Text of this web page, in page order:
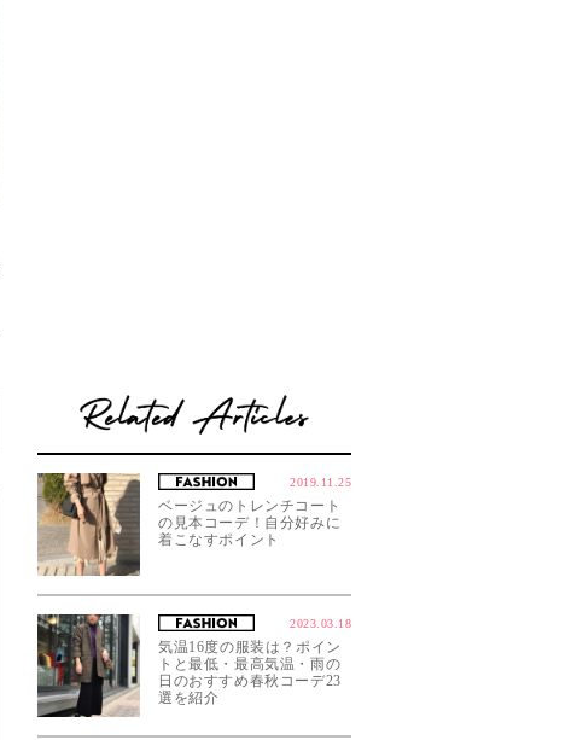
2019.11.25
ベージュのトレンチコート
の見本コーデ！自分好みに
着こなすポイント
2023.03.18
気温16度の服装は？ポイン
トと最低・最高気温・雨の
日のおすすめ春秋コーデ23
選を紹介